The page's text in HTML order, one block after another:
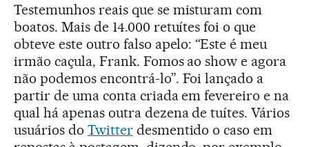
Testemunhos reais que se misturam com
boatos. Mais de 14.000 retuítes foi o que
obteve este outro falso apelo: “Este é meu
irmão caçula, Frank. Fomos ao show e agora
não podemos encontrá-lo”. Foi lançado a
partir de uma conta criada em fevereiro e na
qual há apenas outra dezena de tuítes. Vários
usuários do Twitterdesmentido o caso em